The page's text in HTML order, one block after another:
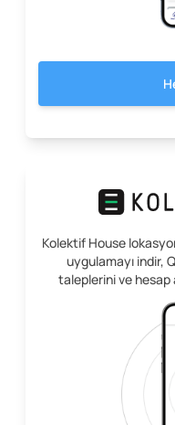
Kolektif House
uygulamayı indir,
taleplerini ve hesap